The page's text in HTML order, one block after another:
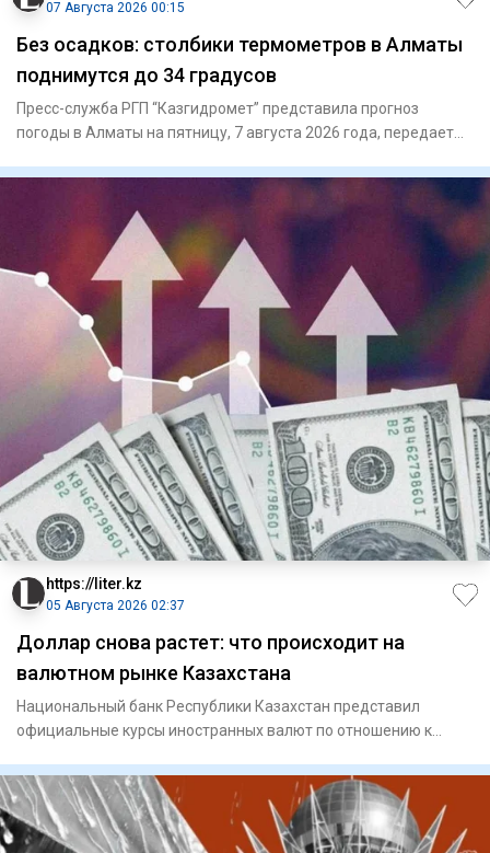
07 Августа 2026 00:15
Без осадков: столбики термометров в Алматы
поднимутся до 34 градусов
Пресс-служба РГП “Казгидромет” представила прогноз
погоды в Алматы на пятницу, 7 августа 2026 года, передает
https://liter.kz
05 Августа 2026 02:37
Доллар снова растет: что происходит на
валютном рынке Казахстана
Национальный банк Республики Казахстан представил
официальные курсы иностранных валют по отношению к